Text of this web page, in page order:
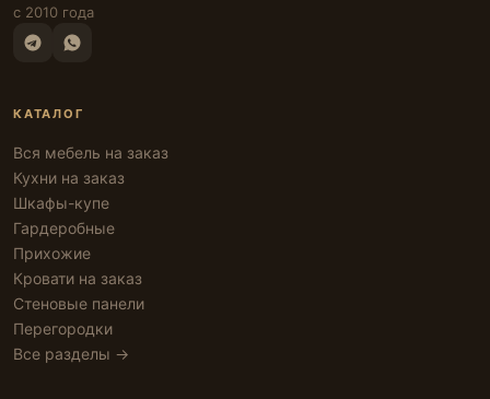
с 2010 года
КАТАЛОГ
Вся мебель на заказ
Кухни на заказ
Шкафы-купе
Гардеробные
Прихожие
Кровати на заказ
Стеновые панели
Перегородки
Все разделы →